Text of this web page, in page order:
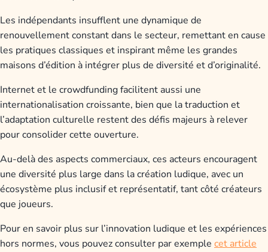
Les indépendants insufflent une dynamique de
renouvellement constant dans le secteur, remettant en cause
les pratiques classiques et inspirant même les grandes
maisons d’édition à intégrer plus de diversité et d’originalité.
Internet et le crowdfunding facilitent aussi une
internationalisation croissante, bien que la traduction et
l’adaptation culturelle restent des défis majeurs à relever
pour consolider cette ouverture.
Au-delà des aspects commerciaux, ces acteurs encouragent
une diversité plus large dans la création ludique, avec un
écosystème plus inclusif et représentatif, tant côté créateurs
que joueurs.
Pour en savoir plus sur l’innovation ludique et les expériences
hors normes, vous pouvez consulter par exemple cet article